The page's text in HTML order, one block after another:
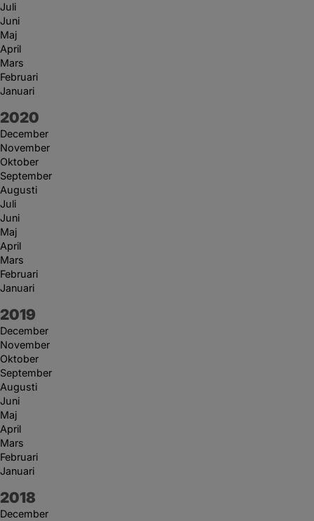
Juli
Juni
Maj
April
Mars
Februari
Januari
År:
2020
December
November
Oktober
September
Augusti
Juli
Juni
Maj
April
Mars
Februari
Januari
År:
2019
December
November
Oktober
September
Augusti
Juni
Maj
April
Mars
Februari
Januari
År:
2018
December